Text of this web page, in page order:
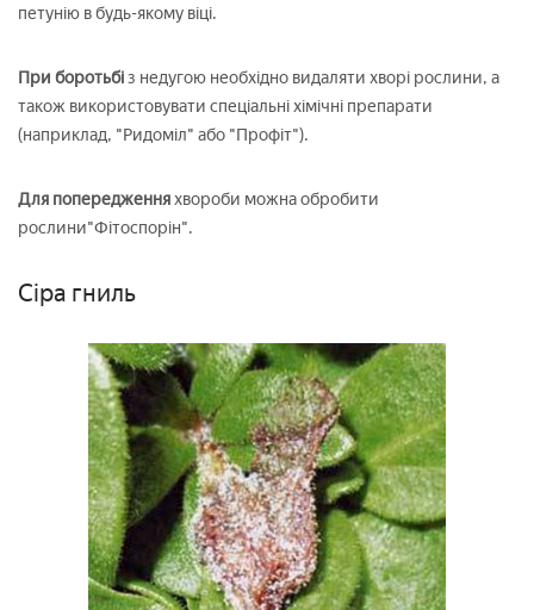
петунію в будь-якому віці.
При боротьбіз недугою необхідно видаляти хворі рослини, а
також використовувати спеціальні хімічні препарати
(наприклад, "Ридоміл" або "Профіт").
Для попередженняхвороби можна обробити
рослини"Фітоспорін".
Сіра гниль